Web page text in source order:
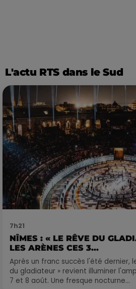
L'actu RTS dans le Sud
7h21
NÎMES : « LE RÊVE DU
LES ARÈNES CES 3...
Après un franc succès l'été dernier,
du gladiateur » revient illuminer
7 et 8 août. Une fresque nocturne...